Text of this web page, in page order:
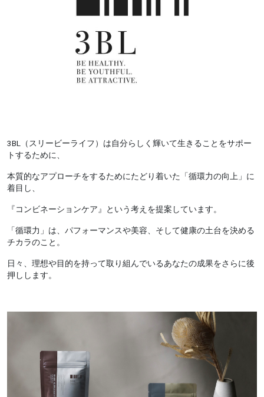
3BL（スリービーライフ）は自分らしく輝いて生きることをサポー
トするために、
本質的なアプローチをするためにたどり着いた「循環力の向上」に
着目し、
『コンビネーションケア』という考えを提案しています。
「循環力」は、パフォーマンスや美容、そして健康の土台を決める
チカラのこと。
日々、理想や目的を持って取り組んでいるあなたの成果をさらに後
押しします。